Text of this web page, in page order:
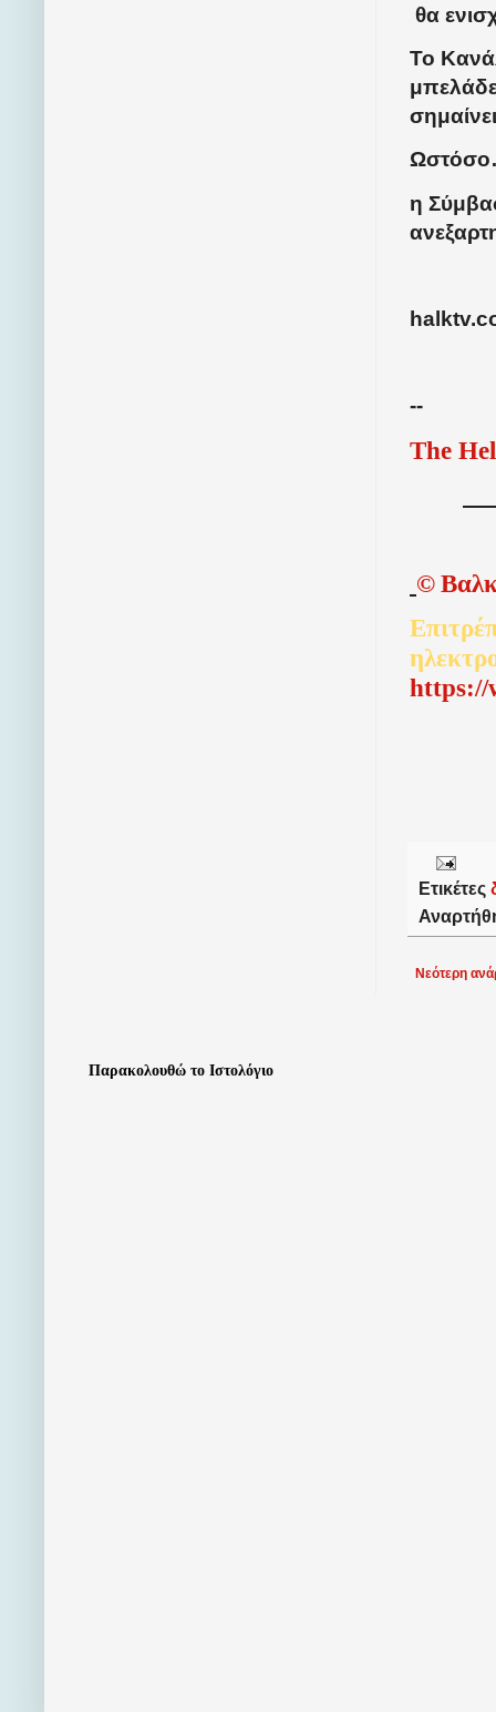
θα
Το
η
--
The
©
https://
Ετικέτες
Νεότερη
Παρακολουθώ το Ιστολόγιο